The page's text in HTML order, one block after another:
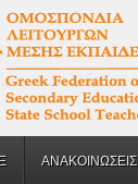
ΑΝΑΚΟΙΝΩΣΕΙΣ